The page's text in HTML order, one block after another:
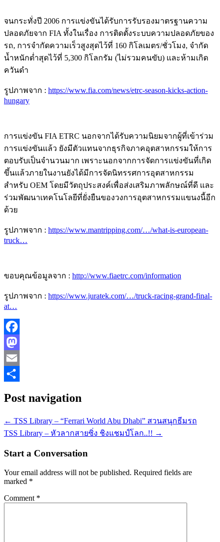
จนกระทั่งปี 2006 การแข่งขันได้รับการรับรองมาตรฐานความ
ปลอดภัยจาก FIA ทั้งในเรื่อง การติดตั้งระบบความปลอดภัยของ
รถ, การจำกัดความเร็วสูงสุดไว้ที่ 160 กิโลเมตร/ชั่วโมง, จำกัด
น้ำหนักต่ำสุดไว้ที่ 5,300 กิโลกรัม (ไม่รวมคนขับ) และห้ามเกิด
ควันดำ
รูปภาพจาก : https://www.fia.com/news/etrc-season-kicks-action-
hungary
การแข่งขัน FIA ETRC นอกจากได้รับความนิยมจากผู้ที่เข้าร่วม
การแข่งขันแล้ว ยังมีตัวแทนจากธุรกิจภาคอุตสาหกรรมให้การ
ตอบรับเป็นจำนวนมาก เพราะนอกจากการจัดการแข่งขันที่เกิด
ขึ้นแล้วภายในงานยังได้มีการจัดนิทรรศการอุตสาหกรรม
สำหรับ OEM โดยมีวัตถุประสงค์เพื่อส่งเสริมภาพลักษณ์ที่ดี และ
ร่วมพัฒนาเทคโนโลยีที่ยั่งยืนของวงการอุตสาหกรรมแขนงนี้อีก
ด้วย
รูปภาพจาก : https://www.mantripping.com/…/what-is-european-
truck…
ขอบคุณข้อมูลจาก : http://www.fiaetrc.com/information
รูปภาพจาก : https://www.juratek.com/…/truck-racing-grand-final-
at…
Facebook
Mastodon
Email
Post navigation
← TSS Library – “Ferrari World Abu Dhabi” สวนสนุกธีมรถ
TSS Library – หัวลากสายซิ่ง ชิงแชมป์โลก..!! →
Start a Conversation
Your email address will not be published. Required fields are
marked *
Comment *